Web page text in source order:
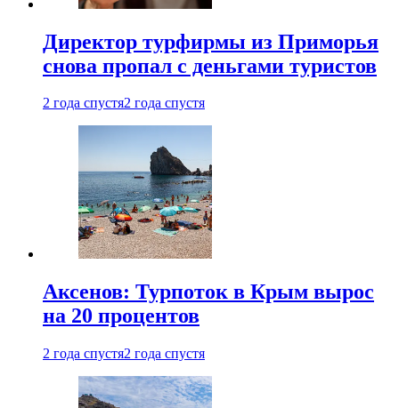
Директор турфирмы из Приморья
снова пропал с деньгами туристов
2 года спустя2 года спустя
Аксенов: Турпоток в Крым вырос
на 20 процентов
2 года спустя2 года спустя